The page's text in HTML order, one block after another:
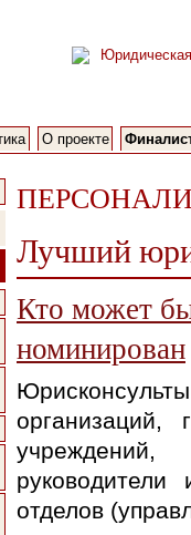
О проекте
Лучший
Кто может
номинирован
организаций,
руководители
отделов